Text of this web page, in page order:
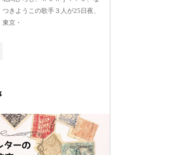
つきようこの歌手３人が25日夜、
東京・